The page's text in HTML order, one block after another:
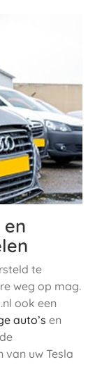
en
te
weg op mag.
ook een
auto’s en
uw Tesla